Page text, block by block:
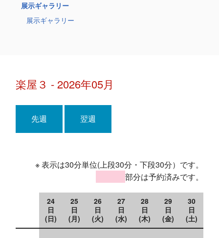
展示ギャラリー
展示ギャラリー
楽屋３ - 2026年05月
先週 翌週
※ 表示は30分単位(上段30分・下段30分）です。
部分は予約済みです。
24
日
(日)
25
日
(月)
26
日
(火)
27
日
(水)
28
日
(木)
29
日
(金)
30
日
(土)